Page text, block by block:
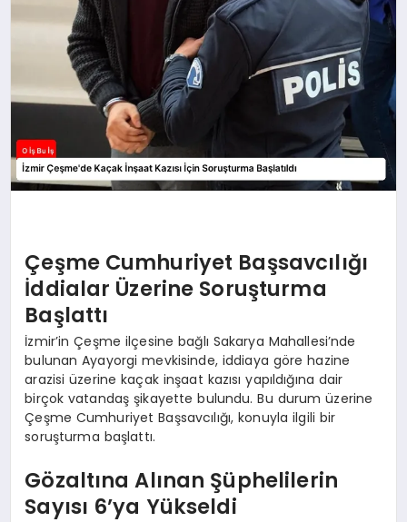
Çeşme Cumhuriyet Başsavcılığı
İddialar Üzerine Soruşturma
Başlattı
İzmir’in Çeşme ilçesine bağlı Sakarya Mahallesi’nde
bulunan Ayayorgi mevkisinde, iddiaya göre hazine
arazisi üzerine kaçak inşaat kazısı yapıldığına dair
birçok vatandaş şikayette bulundu. Bu durum üzerine
Çeşme Cumhuriyet Başsavcılığı, konuyla ilgili bir
soruşturma başlattı.
Gözaltına Alınan Şüphelilerin
Sayısı 6’ya Yükseldi